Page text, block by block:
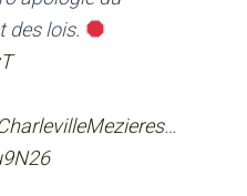
des lois.
…